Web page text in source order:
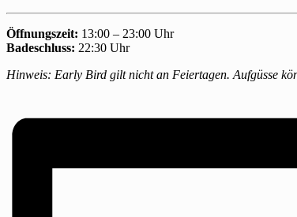
Öffnungszeit: 13:00 – 23:00 Uhr
Badeschluss: 22:30 Uhr
Hinweis: Early Bird gilt nicht an Feiertagen. Aufgüsse